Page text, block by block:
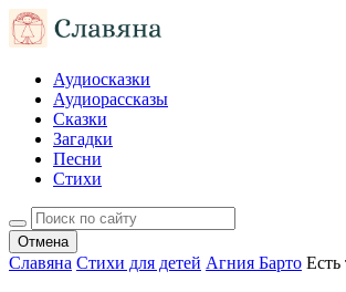
Аудиосказки
Аудиорассказы
Сказки
Загадки
Песни
Стихи
Отмена
Славяна Стихи для детей Агния Барто Есть